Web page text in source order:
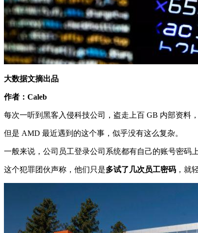
大数据文摘出品
作者：Caleb
每次一听到黑客入侵科技公司，盗走上百 GB 内部资料
但是 AMD 最近遇到的这个事，似乎没有这么复杂。
一般来说，公司员工登录公司系统都有自己的账号密码
这个犯罪团伙声称，他们只是多试了几次员工密码 ，就